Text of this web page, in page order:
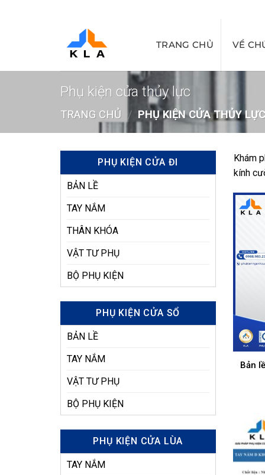
TRANG CHỦ VỀ
Phụ kiện cửa thủy lực
TRANG CHỦ / PHỤ KIỆN CỬA THỦY
PHỤ KIỆN CỬA ĐI
BẢN LỀ
TAY NẮM
THÂN KHÓA
VẬT TƯ PHỤ
BỘ PHỤ KIỆN
PHỤ KIỆN CỬA SỔ
BẢN LỀ
TAY NẮM
VẬT TƯ PHỤ
BỘ PHỤ KIỆN
PHỤ KIỆN CỬA LÙA
TAY NẮM
Khám
kính
Bản